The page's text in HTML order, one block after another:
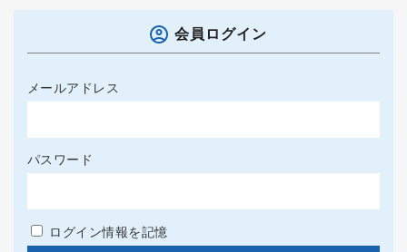
会員ログイン
メールアドレス
パスワード
ログイン情報を記憶